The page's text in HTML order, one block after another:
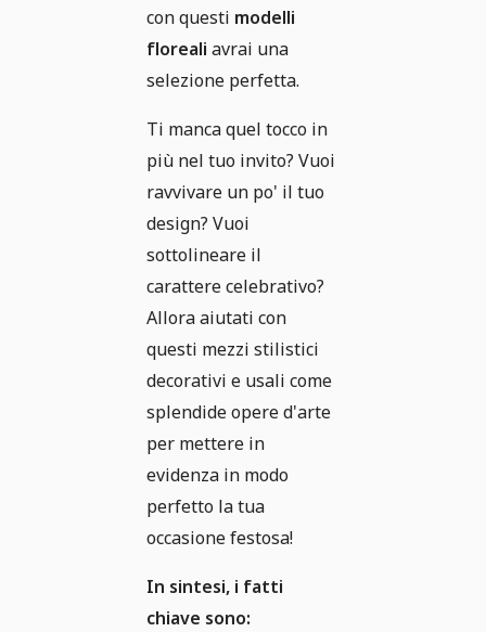
con questi modelli
floreali avrai una
selezione perfetta.
Ti manca quel tocco in
più nel tuo invito? Vuoi
ravvivare un po' il tuo
design? Vuoi
sottolineare il
carattere celebrativo?
Allora aiutati con
questi mezzi stilistici
decorativi e usali come
splendide opere d'arte
per mettere in
evidenza in modo
perfetto la tua
occasione festosa!
In sintesi, i fatti
chiave sono: